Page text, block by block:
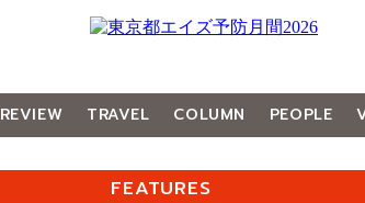
REVIEW TRAVEL COLUMN PEOPLE
FEATURES